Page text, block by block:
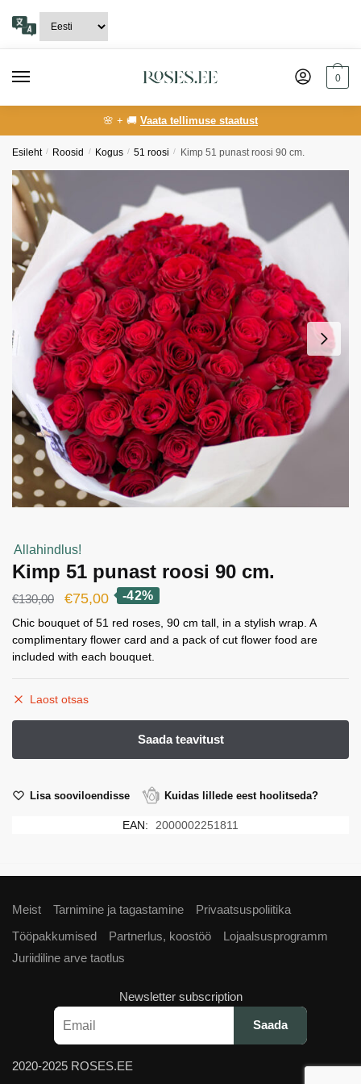
navigation
content
0
🌸 + 🚚 Vaata tellimuse staatust
Esileht / Roosid / Kogus / 51 roosi / Kimp 51 punast roosi 90 cm.
Allahindlus!
Kimp 51 punast roosi 90 cm.
€130,00
Algne
hind
oli:
€75,00Current
price
is:
€75,00.
-42%
Chic bouquet of 51 red roses, 90 cm tall, in a stylish wrap. A
complimentary flower card and a pack of cut flower food are
included with each bouquet.
Laost otsas
Lisa sooviloendisse Kuidas lillede eest hoolitseda?
EAN: 2000002251811
Meist Tarnimine ja tagastamine
Privaatsuspoliitika
Tööpakkumised
Partnerlus, koostöö
Lojaalsusprogramm
Juriidiline arve taotlus
Newsletter subscription
2020-2025 ROSES.EE